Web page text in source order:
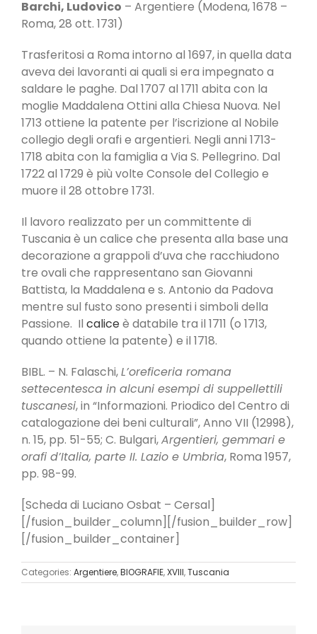
Barchi, Ludovico – Argentiere (Modena, 1678 –
Roma, 28 ott. 1731)
Trasferitosi a Roma intorno al 1697, in quella data
aveva dei lavoranti ai quali si era impegnato a
saldare le paghe. Dal 1707 al 1711 abita con la
moglie Maddalena Ottini alla Chiesa Nuova. Nel
1713 ottiene la patente per l’iscrizione al Nobile
collegio degli orafi e argentieri. Negli anni 1713-
1718 abita con la famiglia a Via S. Pellegrino. Dal
1722 al 1729 è più volte Console del Collegio e
muore il 28 ottobre 1731.
Il lavoro realizzato per un committente di
Tuscania è un calice che presenta alla base una
decorazione a grappoli d’uva che racchiudono
tre ovali che rappresentano san Giovanni
Battista, la Maddalena e s. Antonio da Padova
mentre sul fusto sono presenti i simboli della
Passione. Il caliceè databile tra il 1711 (o 1713,
quando ottiene la patente) e il 1718.
BIBL. – N. Falaschi,L’oreficeria romana
settecentesca in alcuni esempi di suppellettili
tuscanesi, in “Informazioni. Priodico del Centro di
catalogazione dei beni culturali”, Anno VII (12998),
n. 15, pp. 51-55; C. Bulgari,Argentieri, gemmari e
orafi d’Italia, parte II. Lazio e Umbria, Roma 1957,
pp. 98-99.
[Scheda di Luciano Osbat – Cersal]
[/fusion_builder_column][/fusion_builder_row]
[/fusion_builder_container]
Categories: Argentiere,BIOGRAFIE,XVIII,Tuscania